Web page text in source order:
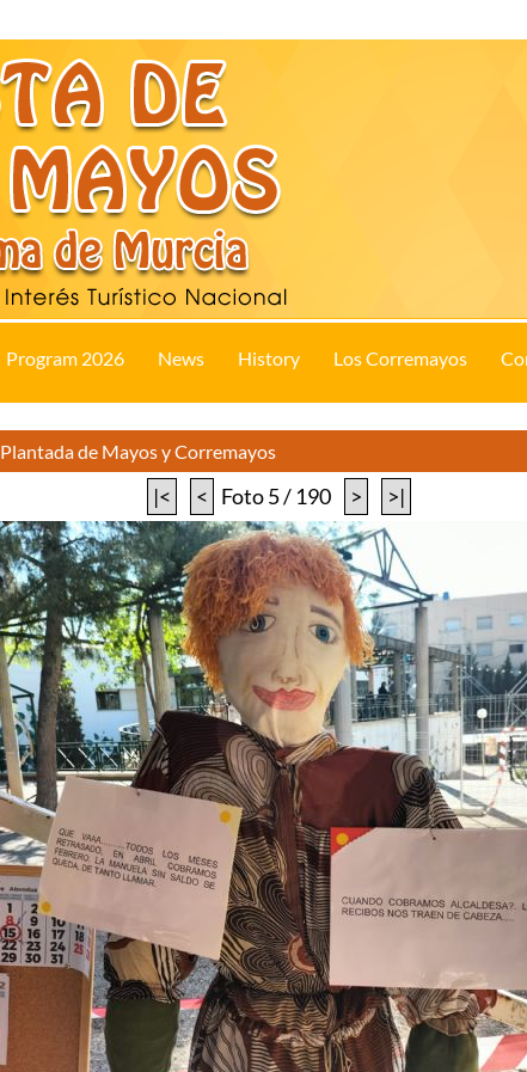
Program 2026 News History Los Corremayos
Plantada de Mayos y Corremayos
|< < Foto 5 / 190 > >|